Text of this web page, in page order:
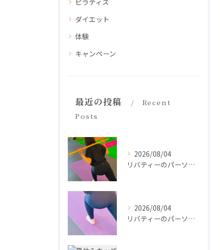
ピラティス
ダイエット
体験
キャンペーン
最近の投稿
Recent
Posts
2026/08/04
リバティーのパーソナル🧘‍♀️
2026/08/04
リバティーのパーソナル🧘‍♀️